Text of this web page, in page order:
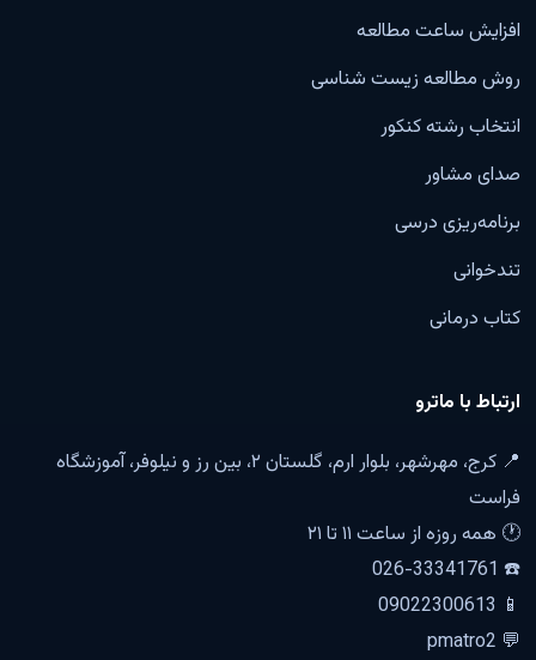
افزایش ساعت مطالعه
روش مطالعه زیست شناسی
انتخاب رشته کنکور
صدای مشاور
برنامه‌ریزی درسی
تندخوانی
کتاب درمانی
ارتباط با ماترو
📍 کرج، مهرشهر، بلوار ارم، گلستان ۲، بین رز و نیلوفر، آموزشگاه
فراست
🕐 همه روزه از ساعت ۱۱ تا ۲۱
☎️ 026-33341761
📱 09022300613
💬 pmatro2